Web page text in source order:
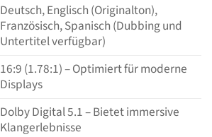
Deutsch, Englisch (Originalton),
Französisch, Spanisch (Dubbing und
Untertitel verfügbar)
16:9 (1.78:1) – Optimiert für moderne
Displays
Dolby Digital 5.1 – Bietet immersive
Klangerlebnisse